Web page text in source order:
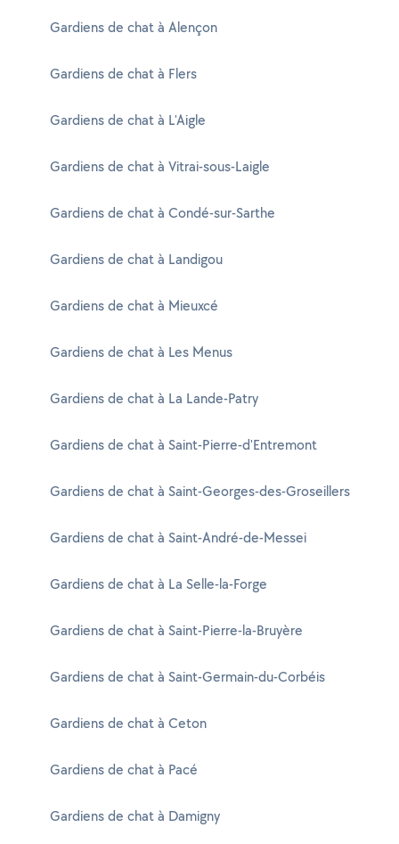
Gardiens de chat à Alençon
Gardiens de chat à Flers
Gardiens de chat à L'Aigle
Gardiens de chat à Vitrai-sous-Laigle
Gardiens de chat à Condé-sur-Sarthe
Gardiens de chat à Landigou
Gardiens de chat à Mieuxcé
Gardiens de chat à Les Menus
Gardiens de chat à La Lande-Patry
Gardiens de chat à Saint-Pierre-d'Entremont
Gardiens de chat à Saint-Georges-des-Groseillers
Gardiens de chat à Saint-André-de-Messei
Gardiens de chat à La Selle-la-Forge
Gardiens de chat à Saint-Pierre-la-Bruyère
Gardiens de chat à Saint-Germain-du-Corbéis
Gardiens de chat à Ceton
Gardiens de chat à Pacé
Gardiens de chat à Damigny